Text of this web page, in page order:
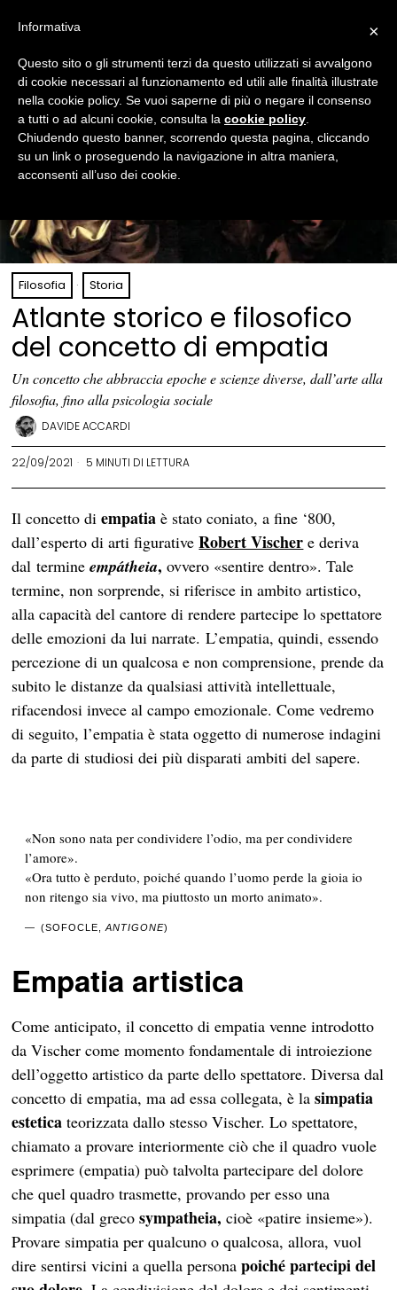
Filosofia · Storia
Atlante storico e filosofico
del concetto di empatia
Un concetto che abbraccia epoche e scienze diverse, dall’arte alla
filosofia, fino alla psicologia sociale
DAVIDE ACCARDI
22/09/2021 5 MINUTI DI LETTURA
Il concetto diempatiaè stato coniato, a fine ‘800,
dall’esperto di arti figurativeRobert Vischer e deriva
dal termineempátheia,ovvero «sentire dentro». Tale
termine, non sorprende, si riferisce in ambito artistico,
alla capacità del cantore di rendere partecipe lo spettatore
delle emozioni da lui narrate. L’empatia, quindi, essendo
percezione di un qualcosa e non comprensione, prende da
subito le distanze da qualsiasi attività intellettuale,
rifacendosi invece al campo emozionale. Come vedremo
di seguito, l’empatia è stata oggetto di numerose indagini
da parte di studiosi dei più disparati ambiti del sapere.
«Non sono nata per condividere l’odio, ma per condividere
l’amore».
«Ora tutto è perduto, poiché quando l’uomo perde la gioia io
non ritengo sia vivo, ma piuttosto un morto animato».
(SOFOCLE, ANTIGONE)
Empatia artistica
Come anticipato, il concetto di empatia venne introdotto
da Vischer come momento fondamentale di introiezione
dell’oggetto artistico da parte dello spettatore. Diversa dal
concetto di empatia, ma ad essa collegata, è lasimpatia
esteticateorizzata dallo stesso Vischer. Lo spettatore,
chiamato a provare interiormente ciò che il quadro vuole
esprimere (empatia) può talvolta partecipare del dolore
che quel quadro trasmette, provando per esso una
simpatia (dal grecosympatheia,cioè «patire insieme»).
Provare simpatia per qualcuno o qualcosa, allora, vuol
dire sentirsi vicini a quella personapoiché partecipi del
×
Informativa
Questo sito o gli strumenti terzi da questo utilizzati si avvalgono
di cookie necessari al funzionamento ed utili alle finalità illustrate
nella cookie policy. Se vuoi saperne di più o negare il consenso
a tutti o ad alcuni cookie, consulta la cookie policy
Chiudendo questo banner, scorrendo questa pagina, cliccando
su un link o proseguendo la navigazione in altra maniera,
acconsenti all’uso dei cookie.